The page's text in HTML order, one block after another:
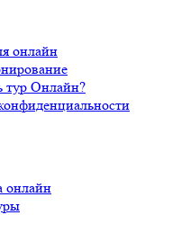
онлайн
тур Онлайн?
онлайн